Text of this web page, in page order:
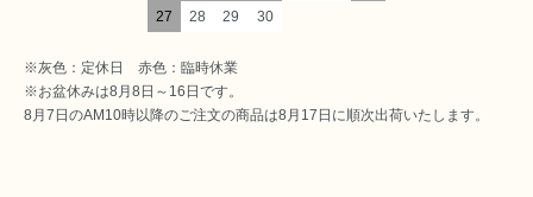
27
28 29 30
※灰色：定休日 赤色：臨時休業
※お盆休みは8月8日～16日です。
8月7日のAM10時以降のご注文の商品は8月17日に順次出荷いたします。